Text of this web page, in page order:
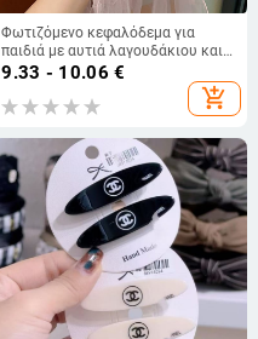
Φωτιζόμενο κεφαλόδεμα για
παιδιά με αυτιά λαγουδάκιου και
βέλο – αξεσουάρ μαλλιών
9.33 - 10.06 €
add_shopping_cart